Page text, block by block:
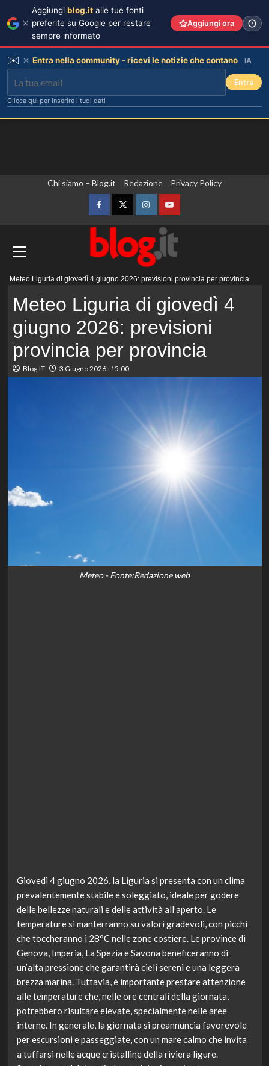
Chi siamo – Blog.it Redazione Privacy Policy
FacebookTwitterInstagramYouTube
Meteo Liguria di giovedì 4 giugno 2026: previsioni provincia per provincia
Meteo Liguria di giovedì 4
giugno 2026: previsioni
provincia per provincia
Blog.IT 3 Giugno 2026 : 15:00
Meteo - Fonte:Redazione web
Giovedì 4 giugno 2026, la Liguria si presenta con un clima
prevalentemente stabile e soleggiato, ideale per godere
delle bellezze naturali e delle attività all’aperto. Le
temperature si manterranno su valori gradevoli, con picchi
che toccheranno i 28°C nelle zone costiere. Le province di
Genova, Imperia, La Spezia e Savona beneficeranno di
un’alta pressione che garantirà cieli sereni e una leggera
brezza marina. Tuttavia, è importante prestare attenzione
alle temperature che, nelle ore centrali della giornata,
potrebbero risultare elevate, specialmente nelle aree
interne. In generale, la giornata si preannuncia favorevole
per escursioni e passeggiate, con un mare calmo che invita
a tuffarsi nelle acque cristalline della riviera ligure.
Aggiungi blog.it alle tue fonti
preferite su Google per restare
sempre informato
Aggiungi ora
✉️ Entra nella community - ricevi le notizie che contano IA
Entra
Clicca qui per inserire i tuoi dati